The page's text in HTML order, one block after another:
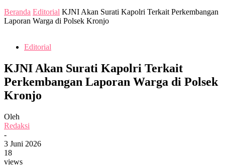
Beranda Editorial KJNI Akan Surati Kapolri Terkait Perkembangan
Laporan Warga di Polsek Kronjo
Editorial
KJNI Akan Surati Kapolri Terkait
Perkembangan Laporan Warga di Polsek
Kronjo
Oleh
Redaksi
-
3 Juni 2026
18
views